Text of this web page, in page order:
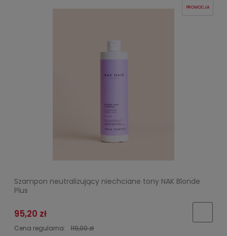
Szampon neutralizujący niechciane tony NAK Blonde
Plus
95,20 zł
Cena regularna:
119,00 zł
PROMOCJA